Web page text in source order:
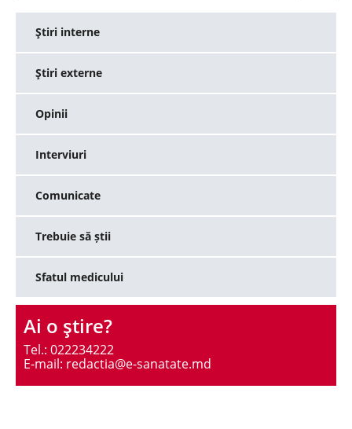
Ştiri interne
Ştiri externe
Opinii
Interviuri
Comunicate
Trebuie să știi
Sfatul medicului
Ai o ştire?
Tel.: 022234222
E-mail: redactia@e-sanatate.md